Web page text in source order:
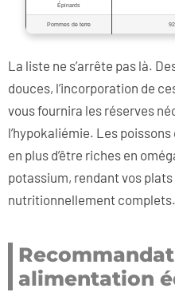
Épinards
Pommes de terre
La liste ne s’arrête pas là.
douces, l’incorporation de
vous fournira les réserves
l’hypokaliémie. Les
en plus d’être riches en
potassium, rendant vos
nutritionnellement complets.
alimentation